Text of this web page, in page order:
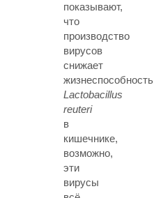
показывают,
что
производство
вирусов
снижает
жизнеспособность
Lactobacillus
reuteri
в
кишечнике,
возможно,
эти
вирусы